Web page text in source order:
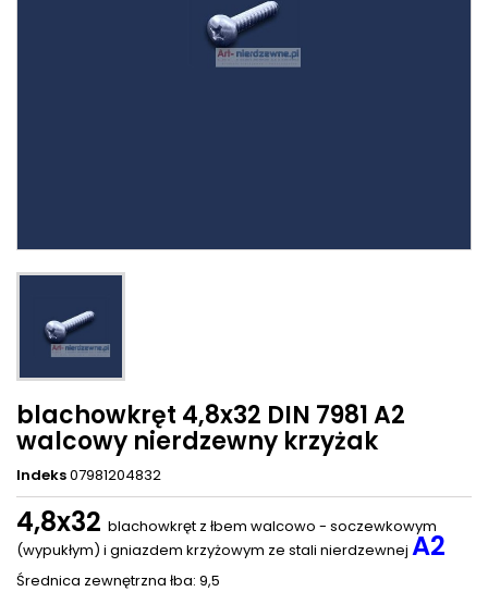
blachowkręt 4,8x32 DIN 7981 A2
walcowy nierdzewny krzyżak
Indeks07981204832
4,8x32 blachowkręt z łbem walcowo - soczewkowym
(wypukłym) i gniazdem krzyżowym ze stali nierdzewnej A2
Średnica zewnętrzna łba: 9,5